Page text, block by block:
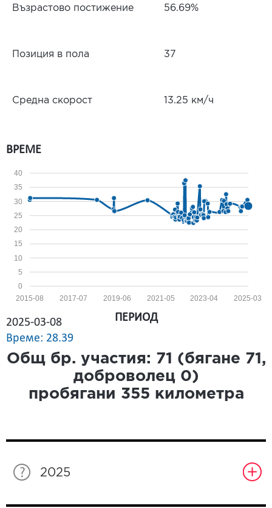
Възрастово постижение 56.69%
Позиция в пола 37
Средна скорост 13.25 км/ч
ВРЕМЕ
0
5
10
15
20
25
30
35
40
2025-03
2023-04
2021-05
2019-06
2017-07
2015-08
2025-03-08
Време: 28.39
ПЕРИОД
Общ бр. участия: 71 (бягане 71 ,
доброволец 0)
пробягани 355 километра
2025